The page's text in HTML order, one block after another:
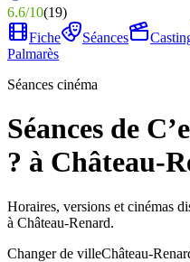
6.6/10(19)
Fiche
Séances
Palmarès
Séances cinéma
Séances de
? à Château-
Horaires, versions et cinémas
à Château-Renard.
Changer de villeChâteau-